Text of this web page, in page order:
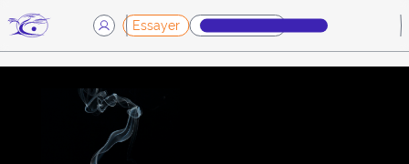
Essayer